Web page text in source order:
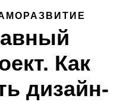
Как
дизайн-